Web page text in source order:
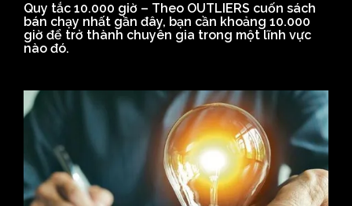
Quy tắc 10.000 giờ – Theo OUTLIERS cuốn sách
bán chạy nhất gần đây, bạn cần khoảng 10.000
giờ để trở thành chuyên gia trong một lĩnh vực
nào đó.